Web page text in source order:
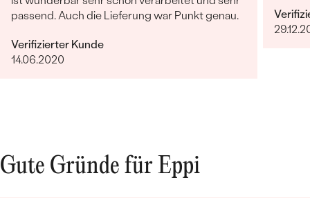
passend. Auch die Lieferung war Punkt genau.
Verifizierter Kunde
14.06.2020
Gute Gründe für Eppi